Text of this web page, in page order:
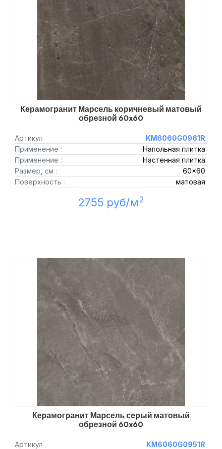
Керамогранит Марсель коричневый матовый
обрезной 60x60
Артикул
KM6060G0961R
Применение :
Напольная плитка
Применение :
Настенная плитка
Размер, см :
60x60
Поверхность :
матовая
2755 руб/м2
Керамогранит Марсель серый матовый
обрезной 60x60
Артикул
KM6060G0951R